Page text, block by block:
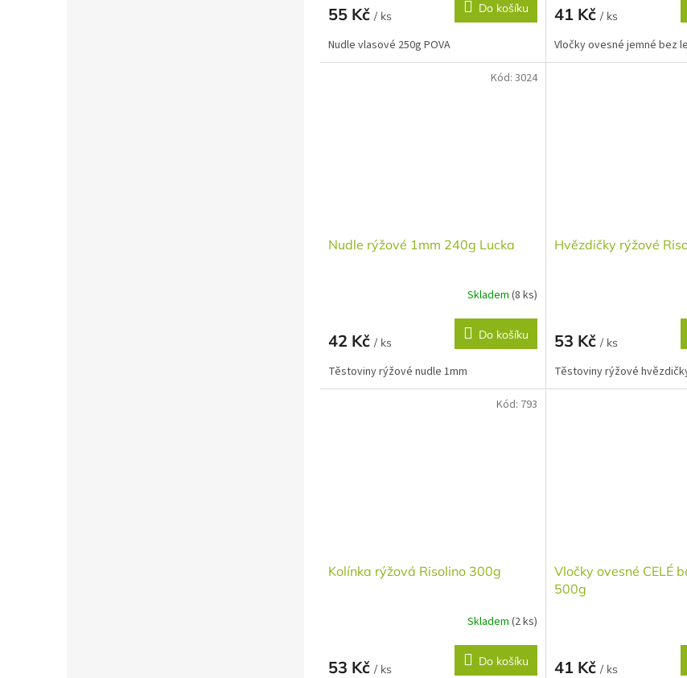
55 Kč / ks
Do košíku
Nudle vlasové 250g POVA
41 Kč / ks
Vločky ovesné jemné bez
Nudle rýžové 1mm 240g Lucka
Skladem (8 ks)
42 Kč / ks
Do košíku
Těstoviny rýžové nudle 1mm
Kód: 3024
Hvězdičky rýžové
53 Kč / ks
Těstoviny rýžové
Kolínka rýžová Risolino 300g
Skladem (2 ks)
53 Kč / ks
Do košíku
Kód: 793
Vločky ovesné CELÉ
500g
41 Kč / ks